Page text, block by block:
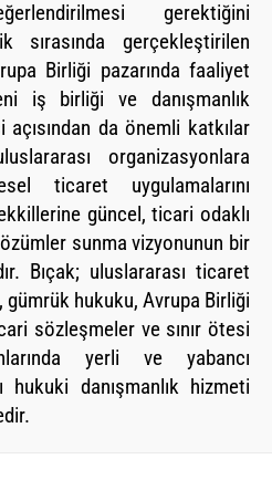
gerektiğini
sırasında gerçekleştirilen
Birliği pazarında faaliyet
iş birliği ve danışmanlık
açısından da önemli katkılar
organizasyonlara
ticaret uygulamalarını
güncel, ticari odaklı
sunma vizyonunun bir
Bıçak; uluslararası ticaret
hukuku, Avrupa Birliği
sözleşmeler ve sınır ötesi
yerli ve yabancı
hukuki danışmanlık hizmeti